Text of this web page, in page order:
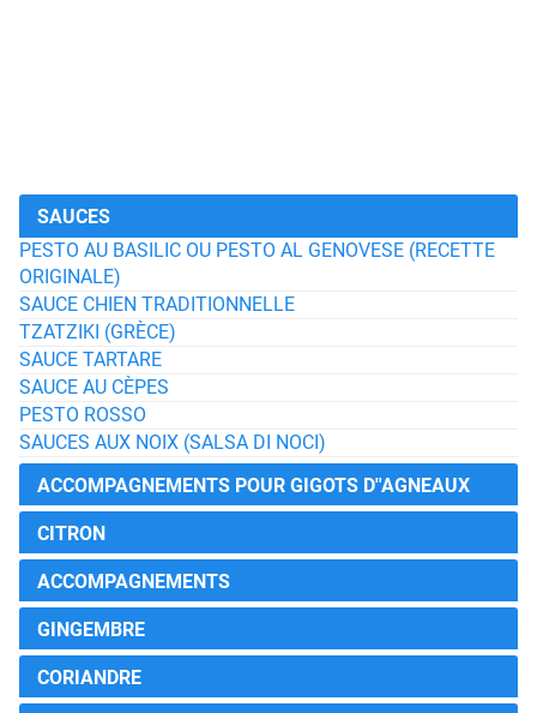
SAUCES
PESTO AU BASILIC OU PESTO AL GENOVESE (RECETTE
ORIGINALE)
SAUCE CHIEN TRADITIONNELLE
TZATZIKI (GRÈCE)
SAUCE TARTARE
SAUCE AU CÈPES
PESTO ROSSO
SAUCES AUX NOIX (SALSA DI NOCI)
ACCOMPAGNEMENTS POUR GIGOTS D''AGNEAUX
CITRON
ACCOMPAGNEMENTS
GINGEMBRE
CORIANDRE